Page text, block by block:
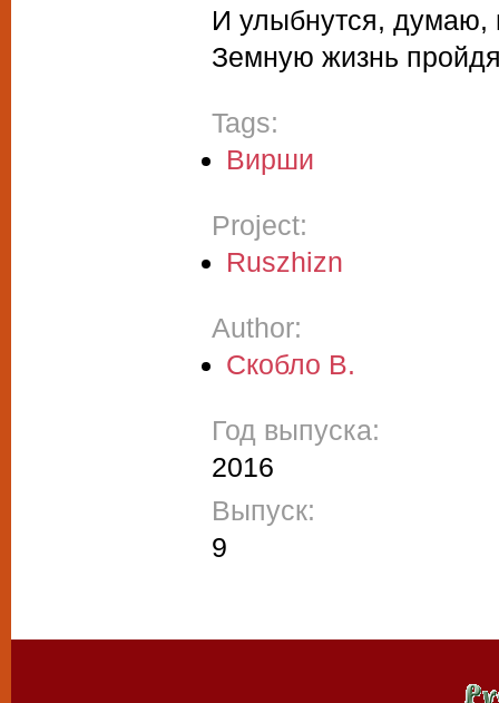
И улыбнутся, думаю,
Земную жизнь
Tags:
Вирши
Project:
Ruszhizn
Author:
Скобло В.
Год выпуска:
2016
Выпуск:
9